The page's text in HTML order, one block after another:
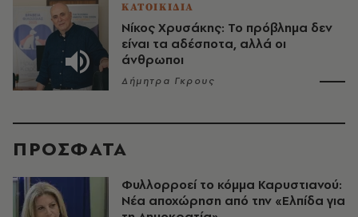
ΚΑΤΟΙΚΙΔΙΑ
Νίκος Χρυσάκης: Το πρόβλημα δεν
είναι τα αδέσποτα, αλλά οι
άνθρωποι
Δήμητρα Γκρους
ΠΡΟΣΦΑΤΑ
Φυλλορροεί το κόμμα Καρυστιανού:
Νέα αποχώρηση από την «Ελπίδα για